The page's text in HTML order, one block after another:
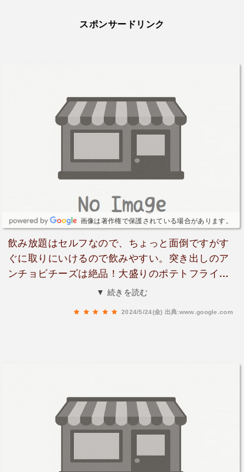
スポンサードリンク
画像は著作権で保護されている場合があります。
飲み放題はセルフなので、ちょっと面倒ですがす
ぐに取りにいけるので飲みやすい。突き出しのア
ンチョビチーズは絶品！大盛りのポテトフライ、
シェフおまかせサラダ、アヒージョ、何を食べて
▼ 続きを読む
2024/5/24(金) 出典:www.google.com